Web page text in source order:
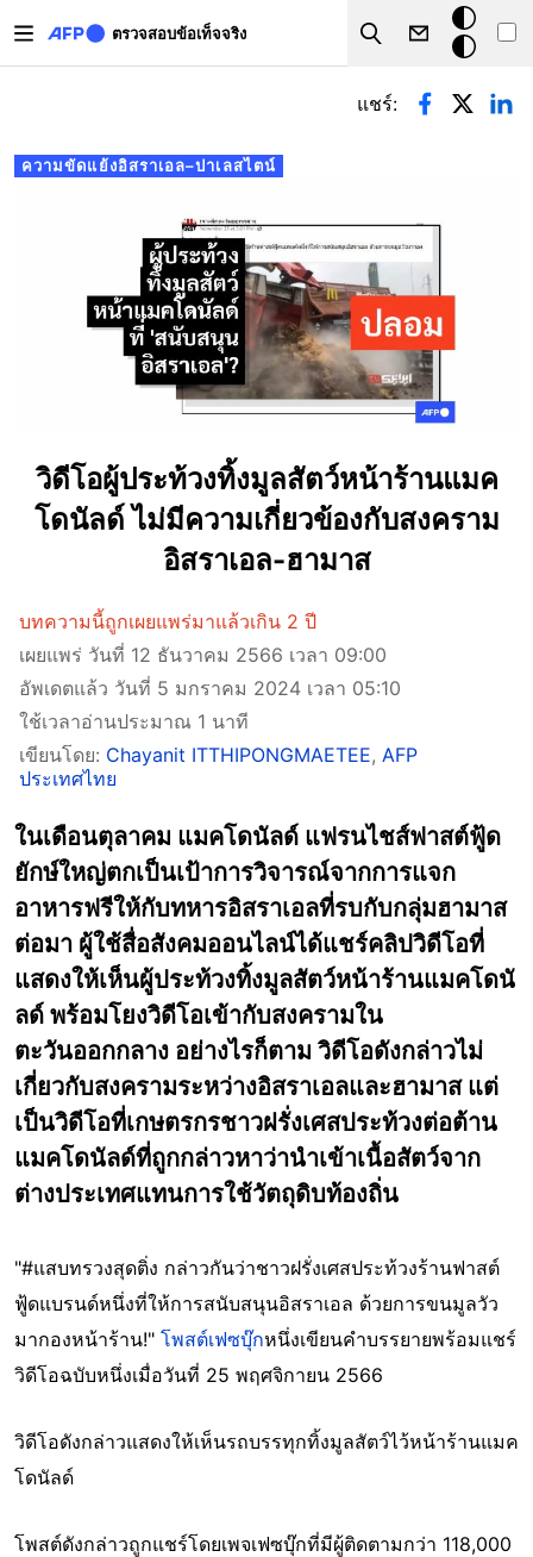
ตรวจสอบข้อเท็จจริง
Search
โหมด
มืด
Primary tabs
ความขัดแย้งอิสราเอล–ปาเลสไตน์
แชร์:
วิดีโอผู้ประท้วงทิ้งมูลสัตว์หน้าร้านแมค
โดนัลด์ ไม่มีความเกี่ยวข้องกับสงคราม
อิสราเอล-ฮามาส
บทความนี้ถูกเผยแพร่มาแล้วเกิน 2 ปี
เผยแพร่ วันที่ 12 ธันวาคม 2566 เวลา 09:00
อัพเดตแล้ว วันที่ 5 มกราคม 2024 เวลา 05:10
ใช้เวลาอ่านประมาณ 1 นาที
เขียนโดย: Chayanit ITTHIPONGMAETEE, AFP
ประเทศไทย
ในเดือนตุลาคม แมคโดนัลด์ แฟรนไชส์ฟาสต์ฟู้ด
ยักษ์ใหญ่ตกเป็นเป้าการวิจารณ์จากการแจก
อาหารฟรีให้กับทหารอิสราเอลที่รบกับกลุ่มฮามาส
ต่อมา ผู้ใช้สื่อสังคมออนไลน์ได้แชร์คลิปวิดีโอที่
แสดงให้เห็นผู้ประท้วงทิ้งมูลสัตว์หน้าร้านแมคโดนั
ลด์ พร้อมโยงวิดีโอเข้ากับสงครามใน
ตะวันออกกลาง อย่างไรก็ตาม วิดีโอดังกล่าวไม่
เกี่ยวกับสงครามระหว่างอิสราเอลและฮามาส แต่
เป็นวิดีโอที่เกษตรกรชาวฝรั่งเศสประท้วงต่อต้าน
แมคโดนัลด์ที่ถูกกล่าวหาว่านำเข้าเนื้อสัตว์จาก
ต่างประเทศแทนการใช้วัตถุดิบท้องถิ่น
"#แสบทรวงสุดติ่ง กล่าวกันว่าชาวฝรั่งเศสประท้วงร้านฟาสต์
ฟู้ดแบรนด์หนึ่งที่ให้การสนับสนุนอิสราเอล ด้วยการขนมูลวัว
มากองหน้าร้าน!" โพสต์เฟซบุ๊กหนึ่งเขียนคำบรรยายพร้อมแชร์
วิดีโอฉบับหนึ่งเมื่อวันที่ 25 พฤศจิกายน 2566
วิดีโอดังกล่าวแสดงให้เห็นรถบรรทุกทิ้งมูลสัตว์ไว้หน้าร้านแมค
โดนัลด์
โพสต์ดังกล่าวถูกแชร์โดยเพจเฟซบุ๊กที่มีผู้ติดตามกว่า 118,000